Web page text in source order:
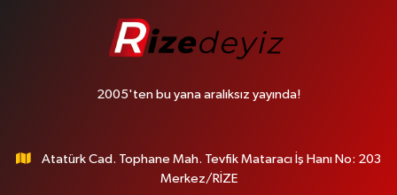
2005'ten bu yana aralıksız yayında!
Atatürk Cad. Tophane Mah. Tevfik Mataracı İş Hanı No: 203
Merkez/RİZE